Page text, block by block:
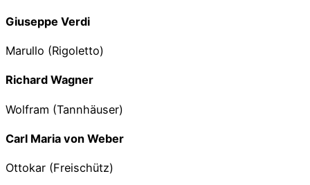
Giuseppe Verdi
Marullo (Rigoletto)
Richard Wagner
Wolfram (Tannhäuser)
Carl Maria von Weber
Ottokar (Freischütz)